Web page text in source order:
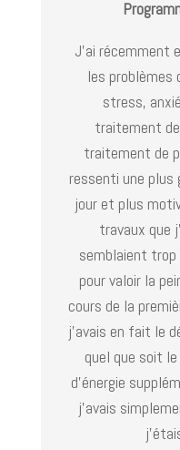
J’ai récemment
les problèmes
stress,
traitement
traitement de
ressenti une plus
jour et plus
travaux que
semblaient trop
pour valoir la
cours de la
j’avais en fait le
quel que soit
d’énergie
j’avais